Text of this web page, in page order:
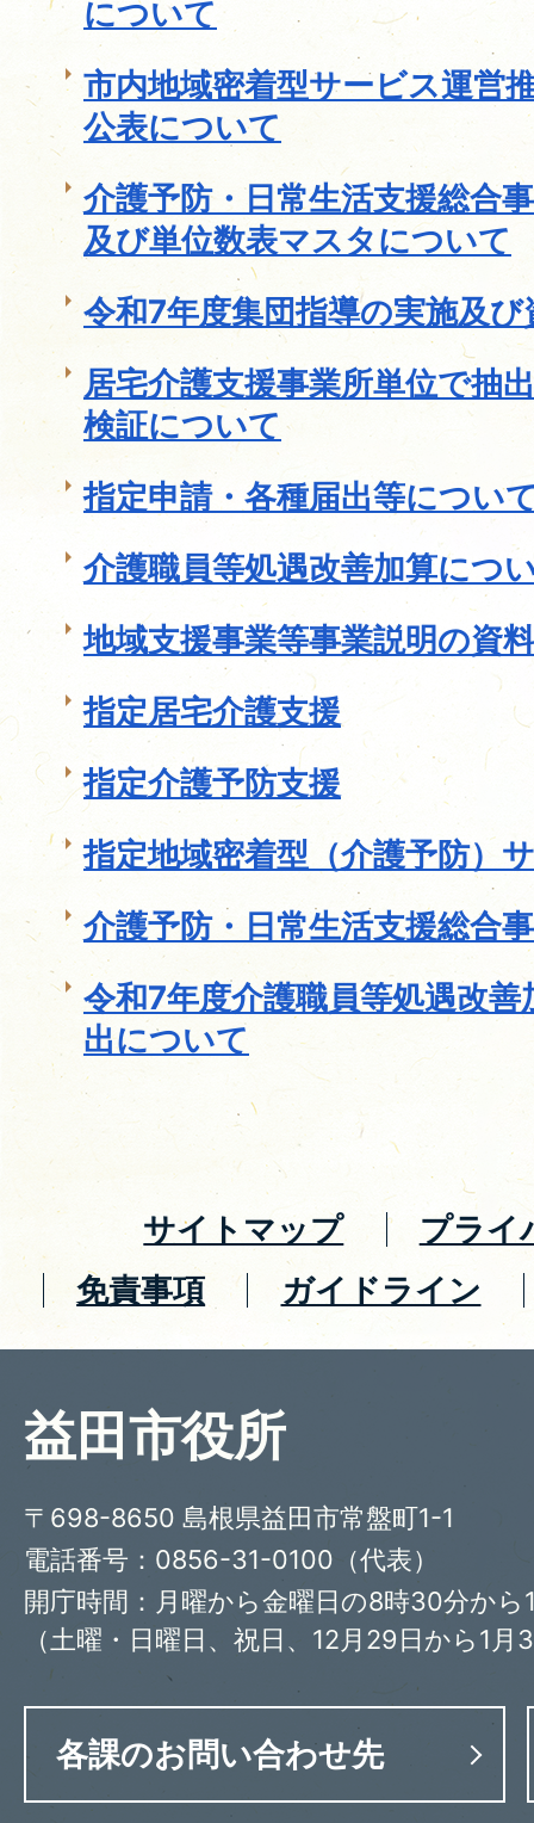
について
市内地域密着型サービス運営
公表について
介護予防・日常生活支援総合
及び単位数表マスタについて
令和7年度集団指導の実施及
居宅介護支援事業所単位で抽
検証について
指定申請・各種届出等につい
介護職員等処遇改善加算につ
地域支援事業等事業説明の資
指定居宅介護支援
指定介護予防支援
指定地域密着型（介護予防）
介護予防・日常生活支援総合
令和7年度介護職員等処遇改
出について
サイトマップ
プライ
免責事項
ガイドライン
益田市役所
〒698-8650 島根県益田市常盤町1-1
電話番号：0856-31-0100（代表）
開庁時間：月曜から金曜日の8時30分から
（土曜・日曜日、祝日、12月29日から1月
各課のお問い合わせ先